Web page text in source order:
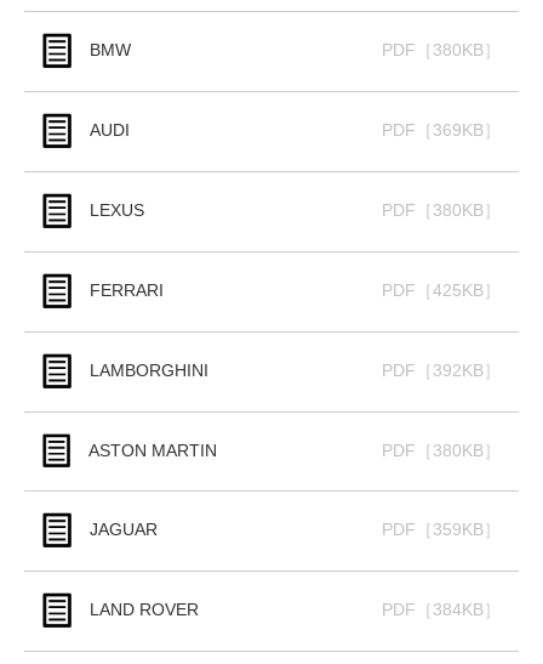
BMW PDF［380KB］
AUDI PDF［369KB］
LEXUS PDF［380KB］
FERRARI PDF［425KB］
LAMBORGHINI PDF［392KB］
ASTON MARTIN PDF［380KB］
JAGUAR PDF［359KB］
LAND ROVER PDF［384KB］